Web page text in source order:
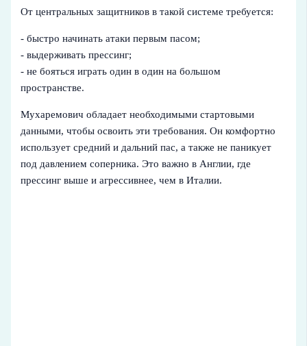
От центральных защитников в такой системе требуется:
- быстро начинать атаки первым пасом;
- выдерживать прессинг;
- не бояться играть один в один на большом
пространстве.
Мухаремович обладает необходимыми стартовыми
данными, чтобы освоить эти требования. Он комфортно
использует средний и дальний пас, а также не паникует
под давлением соперника. Это важно в Англии, где
прессинг выше и агрессивнее, чем в Италии.